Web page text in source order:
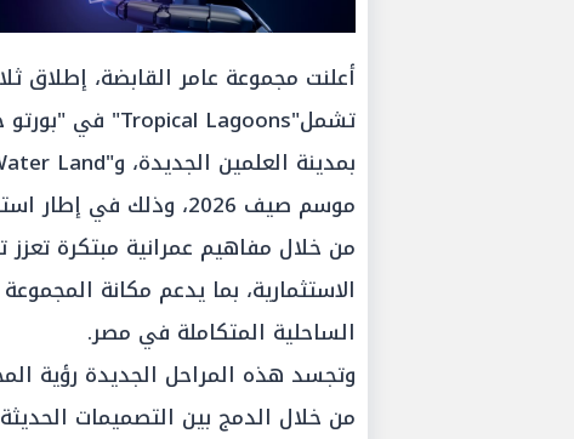
أعلنت مجموعة عامر القابضة، إطلاق
موسم صيف 2026، وذلك
من خلال مفاهيم عمرانية مبتكرة
الاستثمارية، بما يدعم مكانة
الساحلية المتكاملة في مصر.
وتجسد هذه المراحل الجديدة رؤية
من خلال الدمج بين التصميمات الحديثة